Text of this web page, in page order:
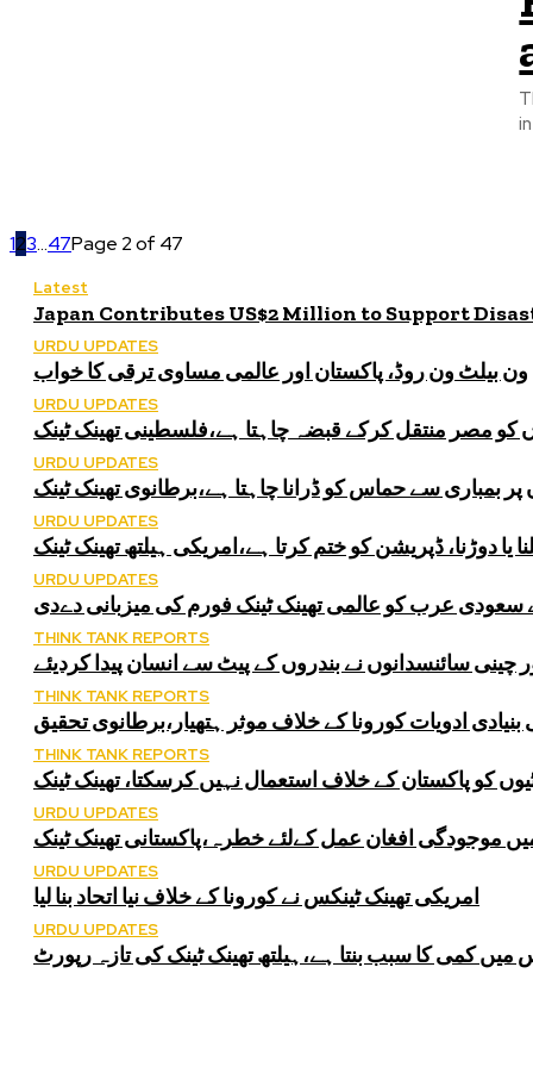
123...47Page 2 of 47
Latest
Japan Contributes US$2 Million to Support
URDU UPDATES
ون بیلٹ ون روڈ، پاکستان اور عالمی مساوی ترقی کا خواب
URDU UPDATES
مصر منتقل کرکے قبضہ چاہتا ہے،فلسطینی تھینک ٹینک
URDU UPDATES
بمباری سے حماس کو ڈرانا چاہتا ہے،برطانوی تھینک ٹینک
URDU UPDATES
یا دوڑنا، ڈپریشن کو ختم کرتا ہے،امریکی ہیلتھ تھینک ٹینک
URDU UPDATES
سعودی عرب کو عالمی تھینک ٹینک فورم کی میزبانی دےدی
THINK TANK REPORTS
چینی سائنسدانوں نے بندروں کے پیٹ سے انسان پیدا کردیئے
THINK TANK REPORTS
ادویات کورونا کے خلاف موثر ہتھیار،برطانوی تحقیق
THINK TANK REPORTS
کو پاکستان کے خلاف استعمال نہیں کرسکتا، تھینک ٹینک
URDU UPDATES
موجودگی افغان عمل کےلئے خطرہ،پاکستانی تھینک ٹینک
URDU UPDATES
امریکی تھینک ٹینکس نے کورونا کے خلاف نیا اتحاد بنا لیا
URDU UPDATES
میں کمی کا سبب بنتا ہے،ہیلتھ تھینک ٹینک کی تازہ رپورٹ